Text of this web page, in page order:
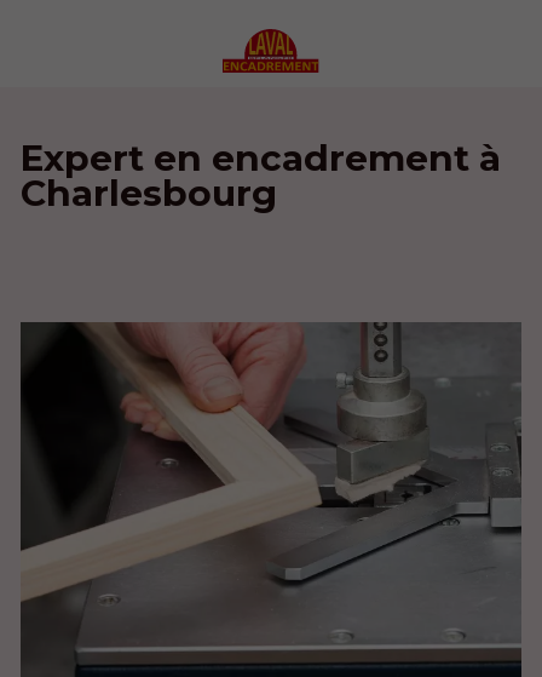
Expert en encadrement à
Charlesbourg